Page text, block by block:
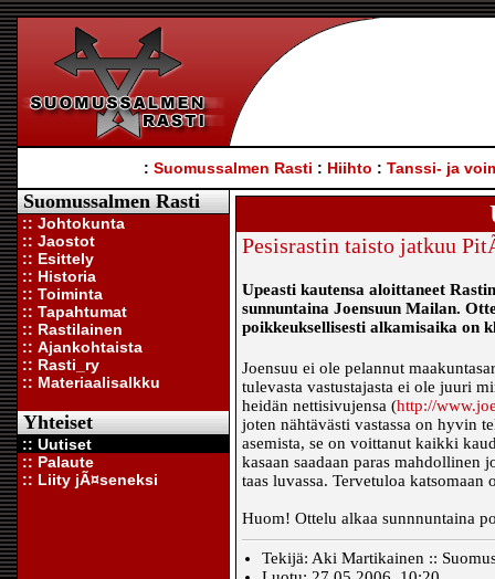
: Suomussalmen Rasti : Hiihto : Tanssi- ja
Suomussalmen Rasti
:: Johtokunta
:: Jaostot
:: Esittely
:: Historia
:: Toiminta
:: Tapahtumat
:: Rastilainen
:: Ajankohtaista
:: Rasti_ry
:: Materiaalisalkku
Yhteiset
:: Uutiset
:: Palaute
:: Liity jÃ¤seneksi
Pesisrastin taisto jatkuu
Upeasti kautensa aloittaneet
sunnuntaina Joensuun Mailan.
poikkeuksellisesti alkamisaika on
Joensuu ei ole pelannut
tulevasta vastustajasta ei ole juuri
heidän nettisivujensa (http://
joten nähtävästi vastassa on hyvin
asemista, se on voittanut kaikki
kasaan saadaan paras mahdollinen
taas luvassa. Tervetuloa
Huom! Ottelu alkaa sunnnuntaina
Tekijä: Aki Martikainen ::